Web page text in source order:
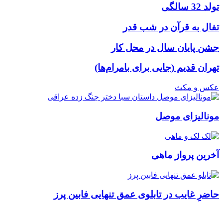
تولد 32 سالگی
تفال به قرآن در شب قدر
جشن پایان سال در محل کار
تهران قدیم (جایی برای بامرام‌ها)
عکس و مکث
مونالیزای موصل
آخرین پرواز ماهی
حاضرِ غایب در تابلوی عمق تنهایی فابین پرز